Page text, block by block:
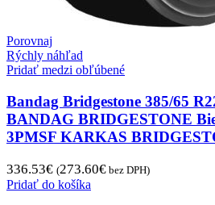
Porovnaj
Rýchly náhľad
Pridať medzi obľúbené
Bandag Bridgestone 385/65
BANDAG BRIDGESTONE
3PMSF KARKAS
336.53€ (273.60€ bez DPH)
Pridať do košíka